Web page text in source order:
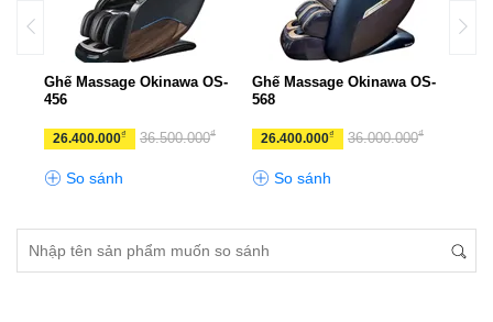
Ghế Massage Okinawa OS-
456
26.400.000₫ 36.500.000₫
So sánh
Ghế Massage Okinawa OS-
568
26.400.000₫ 36.000.000₫
So sánh